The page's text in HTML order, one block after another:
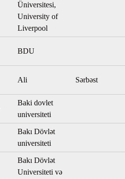
Üniversitesi,
University of
Liverpool
BDU
Ali Sərbəst
Baki dovlet
universiteti
Bakı Dövlət
universiteti
Bakı Dövlət
Universiteti və